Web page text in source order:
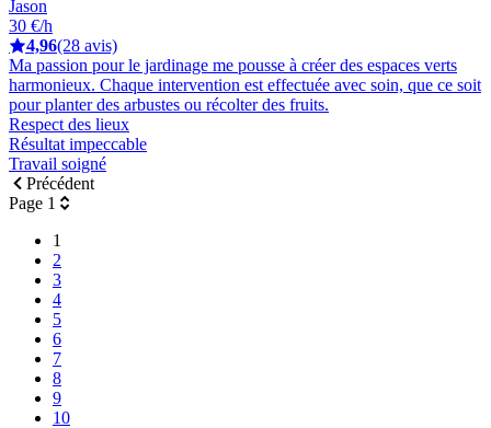
Jason
30 €/h
4,96(28 avis)
Ma passion pour le jardinage me pousse à créer des espaces verts
harmonieux. Chaque intervention est effectuée avec soin, que ce soit
pour planter des arbustes ou récolter des fruits.
Respect des lieux
Résultat impeccable
Travail soigné
Précédent
Page 1
1
2
3
4
5
6
7
8
9
10